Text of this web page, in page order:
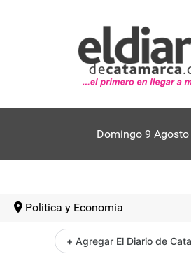
Domingo 9
Politica y Economia
+ Agregar El Diario de